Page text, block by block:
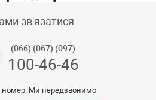
зв'язатися
(066) (067) (097)
100-46-46
номер. Ми передзвонимо